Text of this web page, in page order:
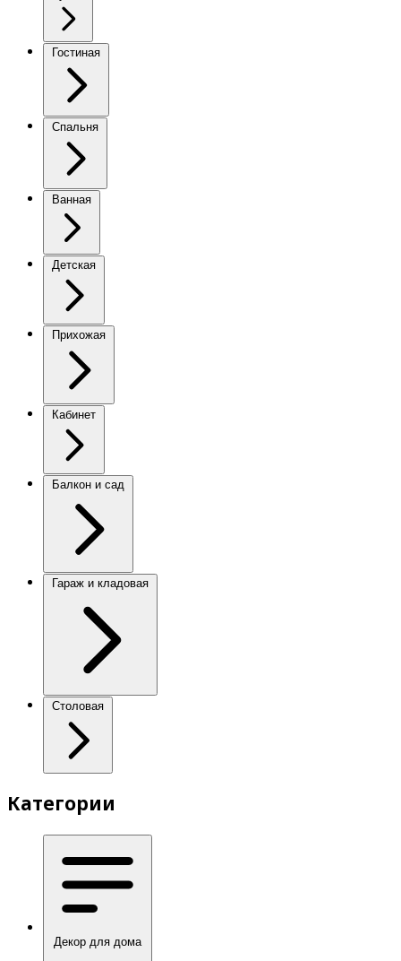
Гостиная
Спальня
Ванная
Детская
Прихожая
Кабинет
Балкон и сад
Гараж и кладовая
Столовая
Категории
Декор для дома